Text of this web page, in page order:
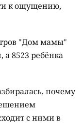
к ощущению,
"Дом мамы"
8523 ребёнка
почему
с ними в